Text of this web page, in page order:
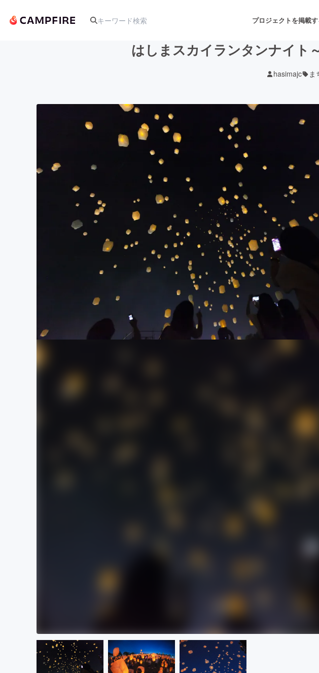
プロジェクトを掲載
アート・写真 音楽
テクノロジー・ガジェット ゲーム・サービス開発
書籍・雑誌出版
ビジネス・起業 チャレンジ
まちづくり・地域活性化
CAMPFIRE for
CAMPFIREふる
はしまスカイランタンナイト
hasimajc ま